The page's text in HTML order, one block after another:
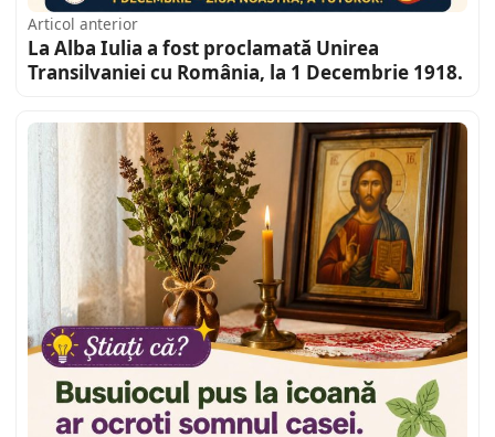
Articol anterior
La Alba Iulia a fost proclamată Unirea
Transilvaniei cu România, la 1 Decembrie 1918.